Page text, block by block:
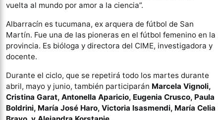
vuelta al mundo por amor a la ciencia”.
Albarracín es tucumana, ex arquera de fútbol de San
Martín. Fue una de las pioneras en el fútbol femenino en la
provincia. Es bióloga y directora del CIME, investigadora y
docente.
Durante el ciclo, que se repetirá todo los martes durante
abril, mayo y junio, también participarán Marcela Vignoli,
Cristina Garat, Antonella Aparicio, Eugenia Crusco, Paula
Boldrini, María José Haro, Victoria Isasmendi, María Celia